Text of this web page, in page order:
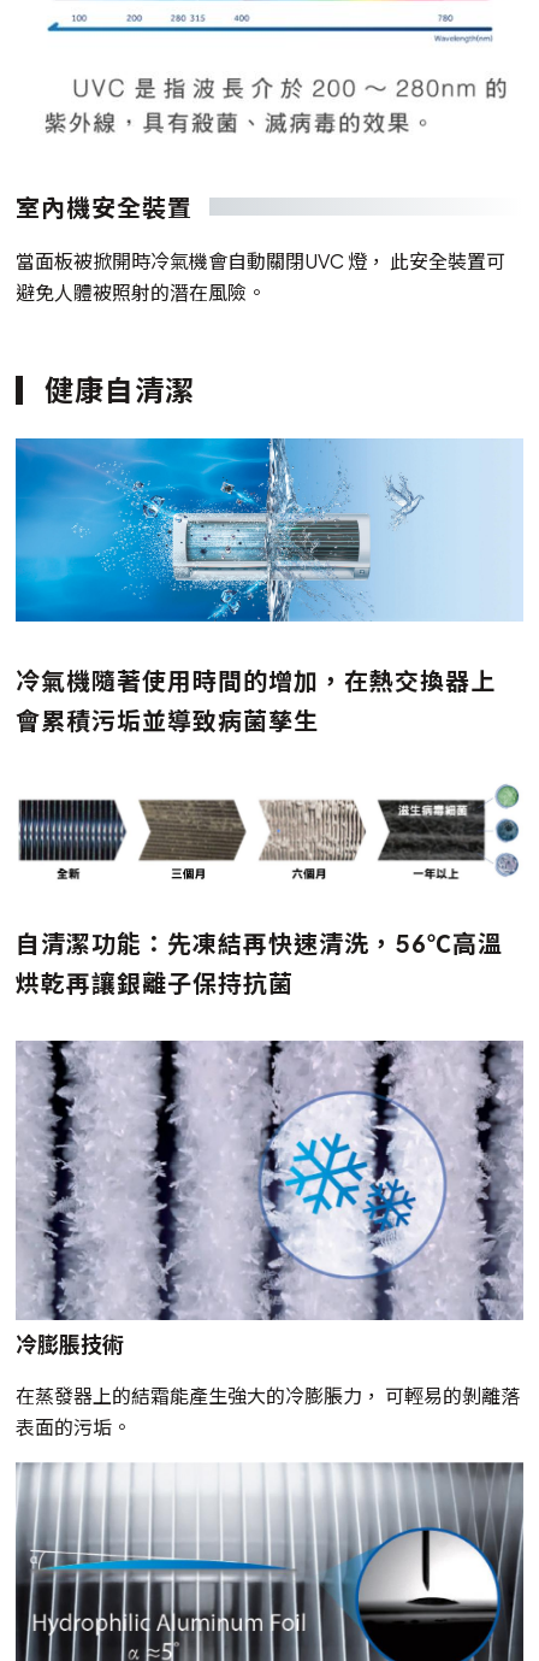
室內機安全裝置
當面板被掀開時冷氣機會自動關閉UVC 燈， 此安全裝置可
避免人體被照射的潛在風險。
健康自清潔
冷氣機隨著使用時間的增加，在熱交換器上
會累積污垢並導致病菌孳生
自清潔功能：先凍結再快速清洗，56℃高溫
烘乾再讓銀離子保持抗菌
冷膨脹技術
在蒸發器上的結霜能產生強大的冷膨脹力， 可輕易的剝離落
表面的污垢。